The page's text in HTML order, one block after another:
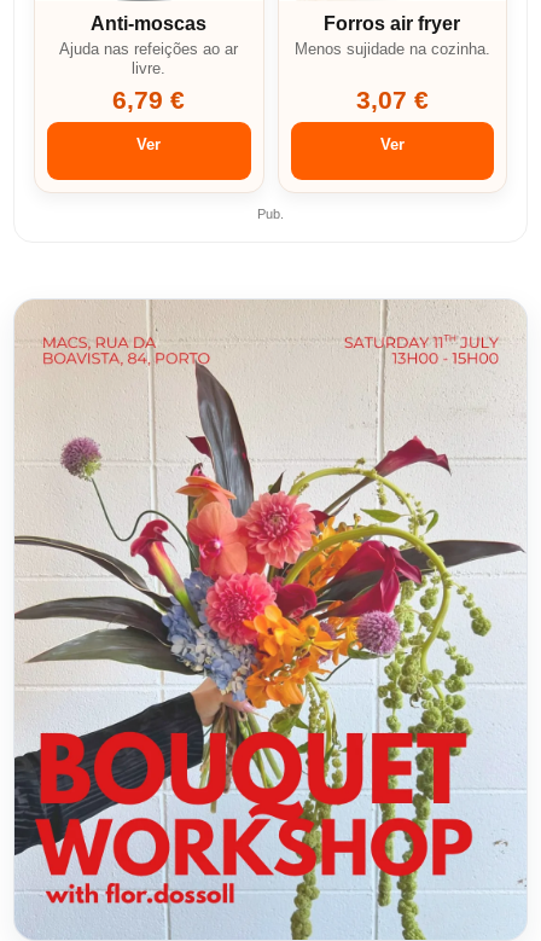
Anti-moscas
Ajuda nas refeições ao ar
livre.
6,79 €
Ver
Forros air fryer
Menos sujidade na cozinha.
3,07 €
Ver
Pub.